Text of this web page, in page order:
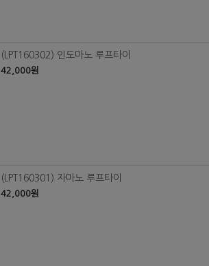
(LPT160302) 인도마노 루프타이
42,000원
(LPT160301) 자마노 루프타이
42,000원